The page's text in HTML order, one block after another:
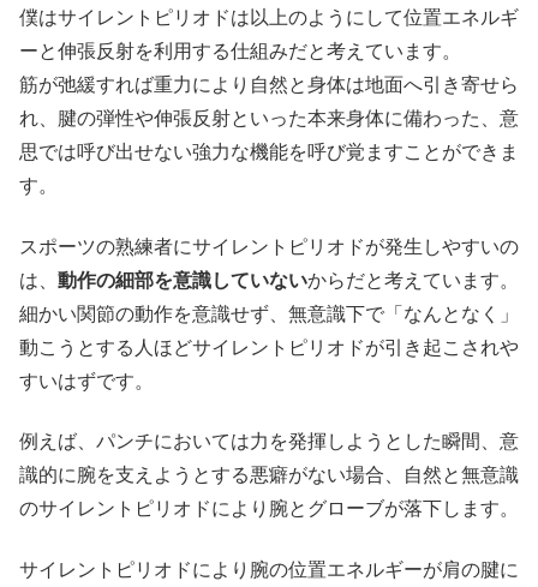
僕はサイレントピリオドは以上のようにして位置エネルギ
ーと伸張反射を利用する仕組みだと考えています。
筋が弛緩すれば重力により自然と身体は地面へ引き寄せら
れ、腱の弾性や伸張反射といった本来身体に備わった、意
思では呼び出せない強力な機能を呼び覚ますことができま
す。
スポーツの熟練者にサイレントピリオドが発生しやすいの
は、 動作の細部を意識していないからだと考えています。
細かい関節の動作を意識せず、無意識下で「なんとなく」
動こうとする人ほどサイレントピリオドが引き起こされや
すいはずです。
例えば、パンチにおいては力を発揮しようとした瞬間、意
識的に腕を支えようとする悪癖がない場合、自然と無意識
のサイレントピリオドにより腕とグローブが落下します。
サイレントピリオドにより腕の位置エネルギーが肩の腱に